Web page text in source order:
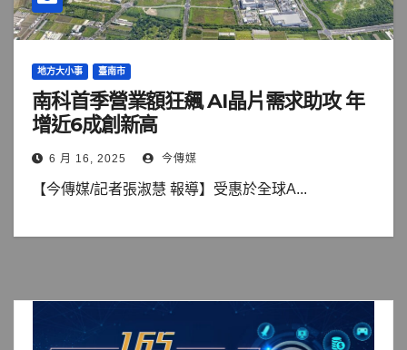
地方大小事 臺南市
南科首季營業額狂飆 AI晶片需求助攻 年
增近6成創新高
6 月 16, 2025 今傳媒
【今傳媒/記者張淑慧 報導】受惠於全球A...